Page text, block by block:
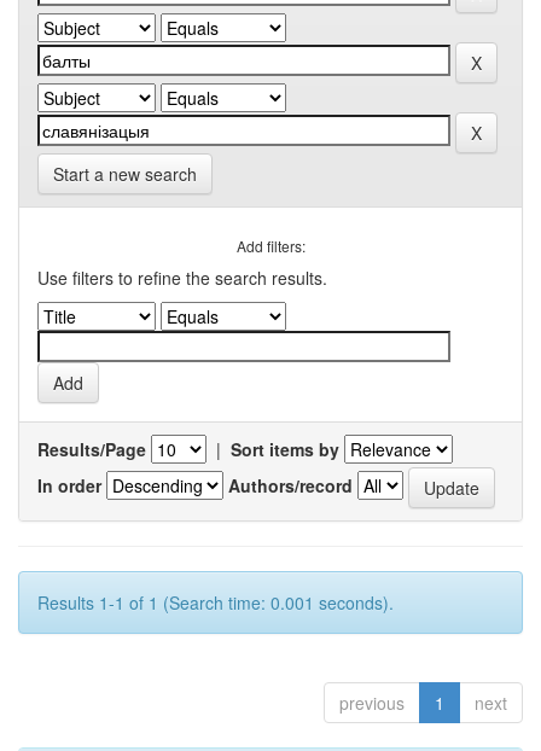
Start a new search
Add filters:
Use filters to refine the search results.
Results/Page | Sort items by
In order
Authors/record
Results 1-1 of 1 (Search time: 0.001 seconds).
previous 1 next